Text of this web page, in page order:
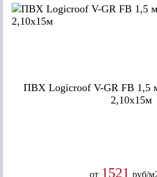
ПВХ Logicroof V-GR FB 1,5
2,10x15м
от 1521 руб/